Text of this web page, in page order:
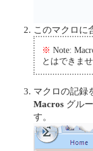
このマクロに
※ Note:
とはできませ
マクロの記録
Macros グル
す。